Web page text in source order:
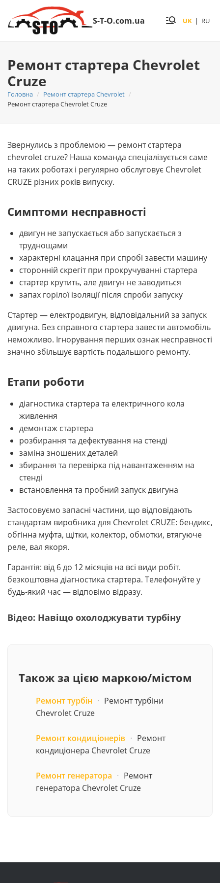
S-T-O.com.ua UK | RU
Ремонт стартера Chevrolet
Cruze
Головна
Ремонт стартера Chevrolet
Ремонт стартера Chevrolet Cruze
Звернулись з проблемою — ремонт стартера
chevrolet cruze? Наша команда спеціалізується саме
на таких роботах і регулярно обслуговує Chevrolet
CRUZE різних років випуску.
Симптоми несправності
двигун не запускається або запускається з
труднощами
характерні клацання при спробі завести машину
сторонній скрегіт при прокручуванні стартера
стартер крутить, але двигун не заводиться
запах горілої ізоляції після спроби запуску
Стартер — електродвигун, відповідальний за запуск
двигуна. Без справного стартера завести автомобіль
неможливо. Ігнорування перших ознак несправності
значно збільшує вартість подальшого ремонту.
Етапи роботи
діагностика стартера та електричного кола
живлення
демонтаж стартера
розбирання та дефектування на стенді
заміна зношених деталей
збирання та перевірка під навантаженням на
стенді
встановлення та пробний запуск двигуна
Застосовуємо запасні частини, що відповідають
стандартам виробника для Chevrolet CRUZE: бендикс,
обгінна муфта, щітки, колектор, обмотки, втягуюче
реле, вал якоря.
Гарантія: від 6 до 12 місяців на всі види робіт.
безкоштовна діагностика стартера. Телефонуйте у
будь-який час — відповімо відразу.
Відео: Навіщо охолоджувати турбіну
Також за цією маркою/містом
Ремонт турбін · Ремонт турбіни
Chevrolet Cruze
Ремонт кондиціонерів · Ремонт
кондиціонера Chevrolet Cruze
Ремонт генератора · Ремонт
генератора Chevrolet Cruze